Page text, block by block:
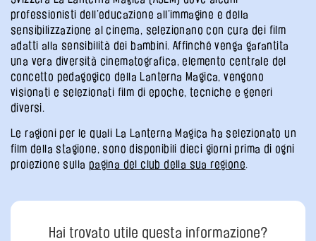
professionisti dell’educazione all’immagine e della
sensibilizzazione al cinema, selezionano con cura dei film
adatti alla sensibilità dei bambini. Affinché venga garantita
una vera diversità cinematografica, elemento centrale del
concetto pedagogico della Lanterna Magica, vengono
visionati e selezionati film di epoche, tecniche e generi
diversi.
Le ragioni per le quali La Lanterna Magica ha selezionato un
film della stagione, sono disponibili dieci giorni prima di ogni
proiezione sulla pagina del club della sua regione.
Hai trovato utile questa informazione?